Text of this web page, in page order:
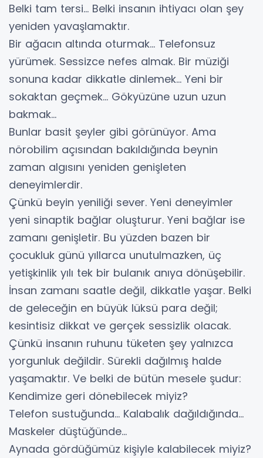
Belki tam tersi… Belki insanın ihtiyacı olan şey
yeniden yavaşlamaktır.
Bir ağacın altında oturmak… Telefonsuz
yürümek. Sessizce nefes almak. Bir müziği
sonuna kadar dikkatle dinlemek… Yeni bir
sokaktan geçmek… Gökyüzüne uzun uzun
bakmak…
Bunlar basit şeyler gibi görünüyor. Ama
nörobilim açısından bakıldığında beynin
zaman algısını yeniden genişleten
deneyimlerdir.
Çünkü beyin yeniliği sever. Yeni deneyimler
yeni sinaptik bağlar oluşturur. Yeni bağlar ise
zamanı genişletir. Bu yüzden bazen bir
çocukluk günü yıllarca unutulmazken, üç
yetişkinlik yılı tek bir bulanık anıya dönüşebilir.
İnsan zamanı saatle değil, dikkatle yaşar. Belki
de geleceğin en büyük lüksü para değil;
kesintisiz dikkat ve gerçek sessizlik olacak.
Çünkü insanın ruhunu tüketen şey yalnızca
yorgunluk değildir. Sürekli dağılmış halde
yaşamaktır. Ve belki de bütün mesele şudur:
Kendimize geri dönebilecek miyiz?
Telefon sustuğunda… Kalabalık dağıldığında…
Maskeler düştüğünde…
Aynada gördüğümüz kişiyle kalabilecek miyiz?